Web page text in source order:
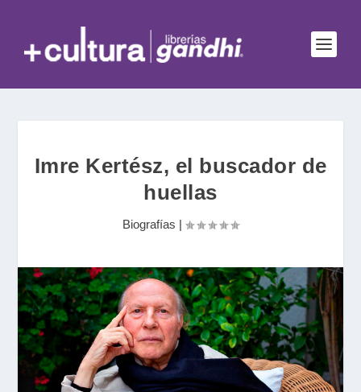
Imre Kertész, el buscador de
huellas
Biografías |